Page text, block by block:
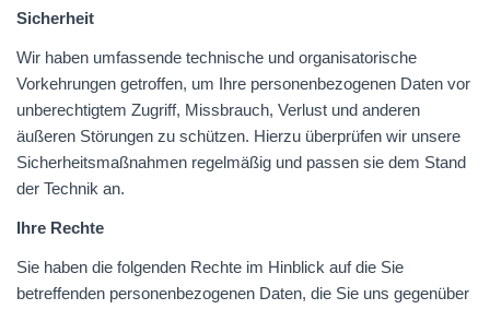
Sicherheit
Wir haben umfassende technische und organisatorische
Vorkehrungen getroffen, um Ihre personenbezogenen Daten vor
unberechtigtem Zugriff, Missbrauch, Verlust und anderen
äußeren Störungen zu schützen. Hierzu überprüfen wir unsere
Sicherheitsmaßnahmen regelmäßig und passen sie dem Stand
der Technik an.
Ihre Rechte
Sie haben die folgenden Rechte im Hinblick auf die Sie
betreffenden personenbezogenen Daten, die Sie uns gegenüber